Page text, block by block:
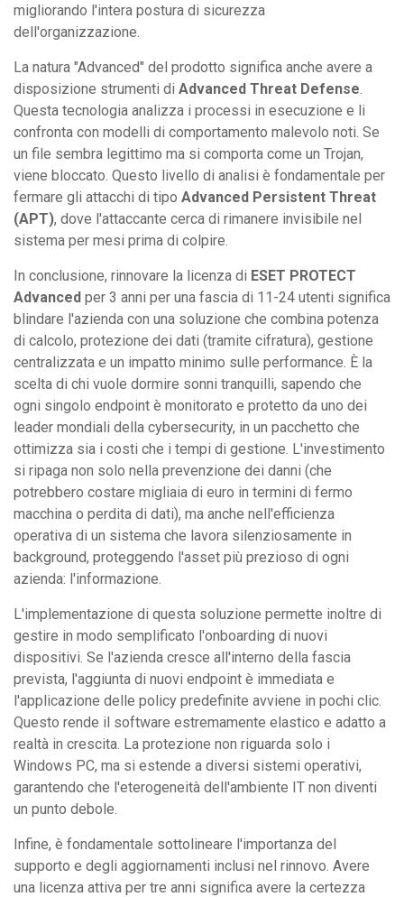
migliorando l'intera postura di sicurezza
dell'organizzazione.
La natura "Advanced" del prodotto significa anche avere a
disposizione strumenti di Advanced Threat Defense.
Questa tecnologia analizza i processi in esecuzione e li
confronta con modelli di comportamento malevolo noti. Se
un file sembra legittimo ma si comporta come un Trojan,
viene bloccato. Questo livello di analisi è fondamentale per
fermare gli attacchi di tipo Advanced Persistent Threat
(APT), dove l'attaccante cerca di rimanere invisibile nel
sistema per mesi prima di colpire.
In conclusione, rinnovare la licenza di ESET PROTECT
Advanced per 3 anni per una fascia di 11-24 utenti significa
blindare l'azienda con una soluzione che combina potenza
di calcolo, protezione dei dati (tramite cifratura), gestione
centralizzata e un impatto minimo sulle performance. È la
scelta di chi vuole dormire sonni tranquilli, sapendo che
ogni singolo endpoint è monitorato e protetto da uno dei
leader mondiali della cybersecurity, in un pacchetto che
ottimizza sia i costi che i tempi di gestione. L'investimento
si ripaga non solo nella prevenzione dei danni (che
potrebbero costare migliaia di euro in termini di fermo
macchina o perdita di dati), ma anche nell'efficienza
operativa di un sistema che lavora silenziosamente in
background, proteggendo l'asset più prezioso di ogni
azienda: l'informazione.
L'implementazione di questa soluzione permette inoltre di
gestire in modo semplificato l'onboarding di nuovi
dispositivi. Se l'azienda cresce all'interno della fascia
prevista, l'aggiunta di nuovi endpoint è immediata e
l'applicazione delle policy predefinite avviene in pochi clic.
Questo rende il software estremamente elastico e adatto a
realtà in crescita. La protezione non riguarda solo i
Windows PC, ma si estende a diversi sistemi operativi,
garantendo che l'eterogeneità dell'ambiente IT non diventi
un punto debole.
Infine, è fondamentale sottolineare l'importanza del
supporto e degli aggiornamenti inclusi nel rinnovo. Avere
una licenza attiva per tre anni significa avere la certezza